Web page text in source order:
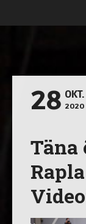
28 OKT.
2020
Täna